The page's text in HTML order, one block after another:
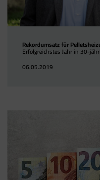
Rekordumsatz für
Erfolgreichstes Jahr in 30-
06.05.2019